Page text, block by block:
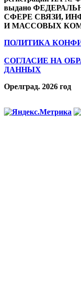
выдано
СФЕРЕ СВЯЗИ,
И МАССОВЫХ
ПОЛИТИКА
СОГЛАСИЕ НА
ДАННЫХ
Орелград. 2026 год